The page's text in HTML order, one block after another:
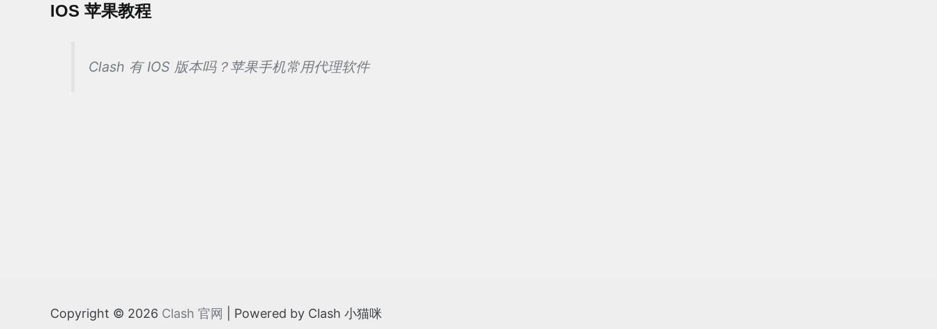
IOS 苹果教程
Clash 有 IOS 版本吗？苹果手机常用代理软件
Copyright © 2026 Clash 官网 | Powered by Clash 小猫咪